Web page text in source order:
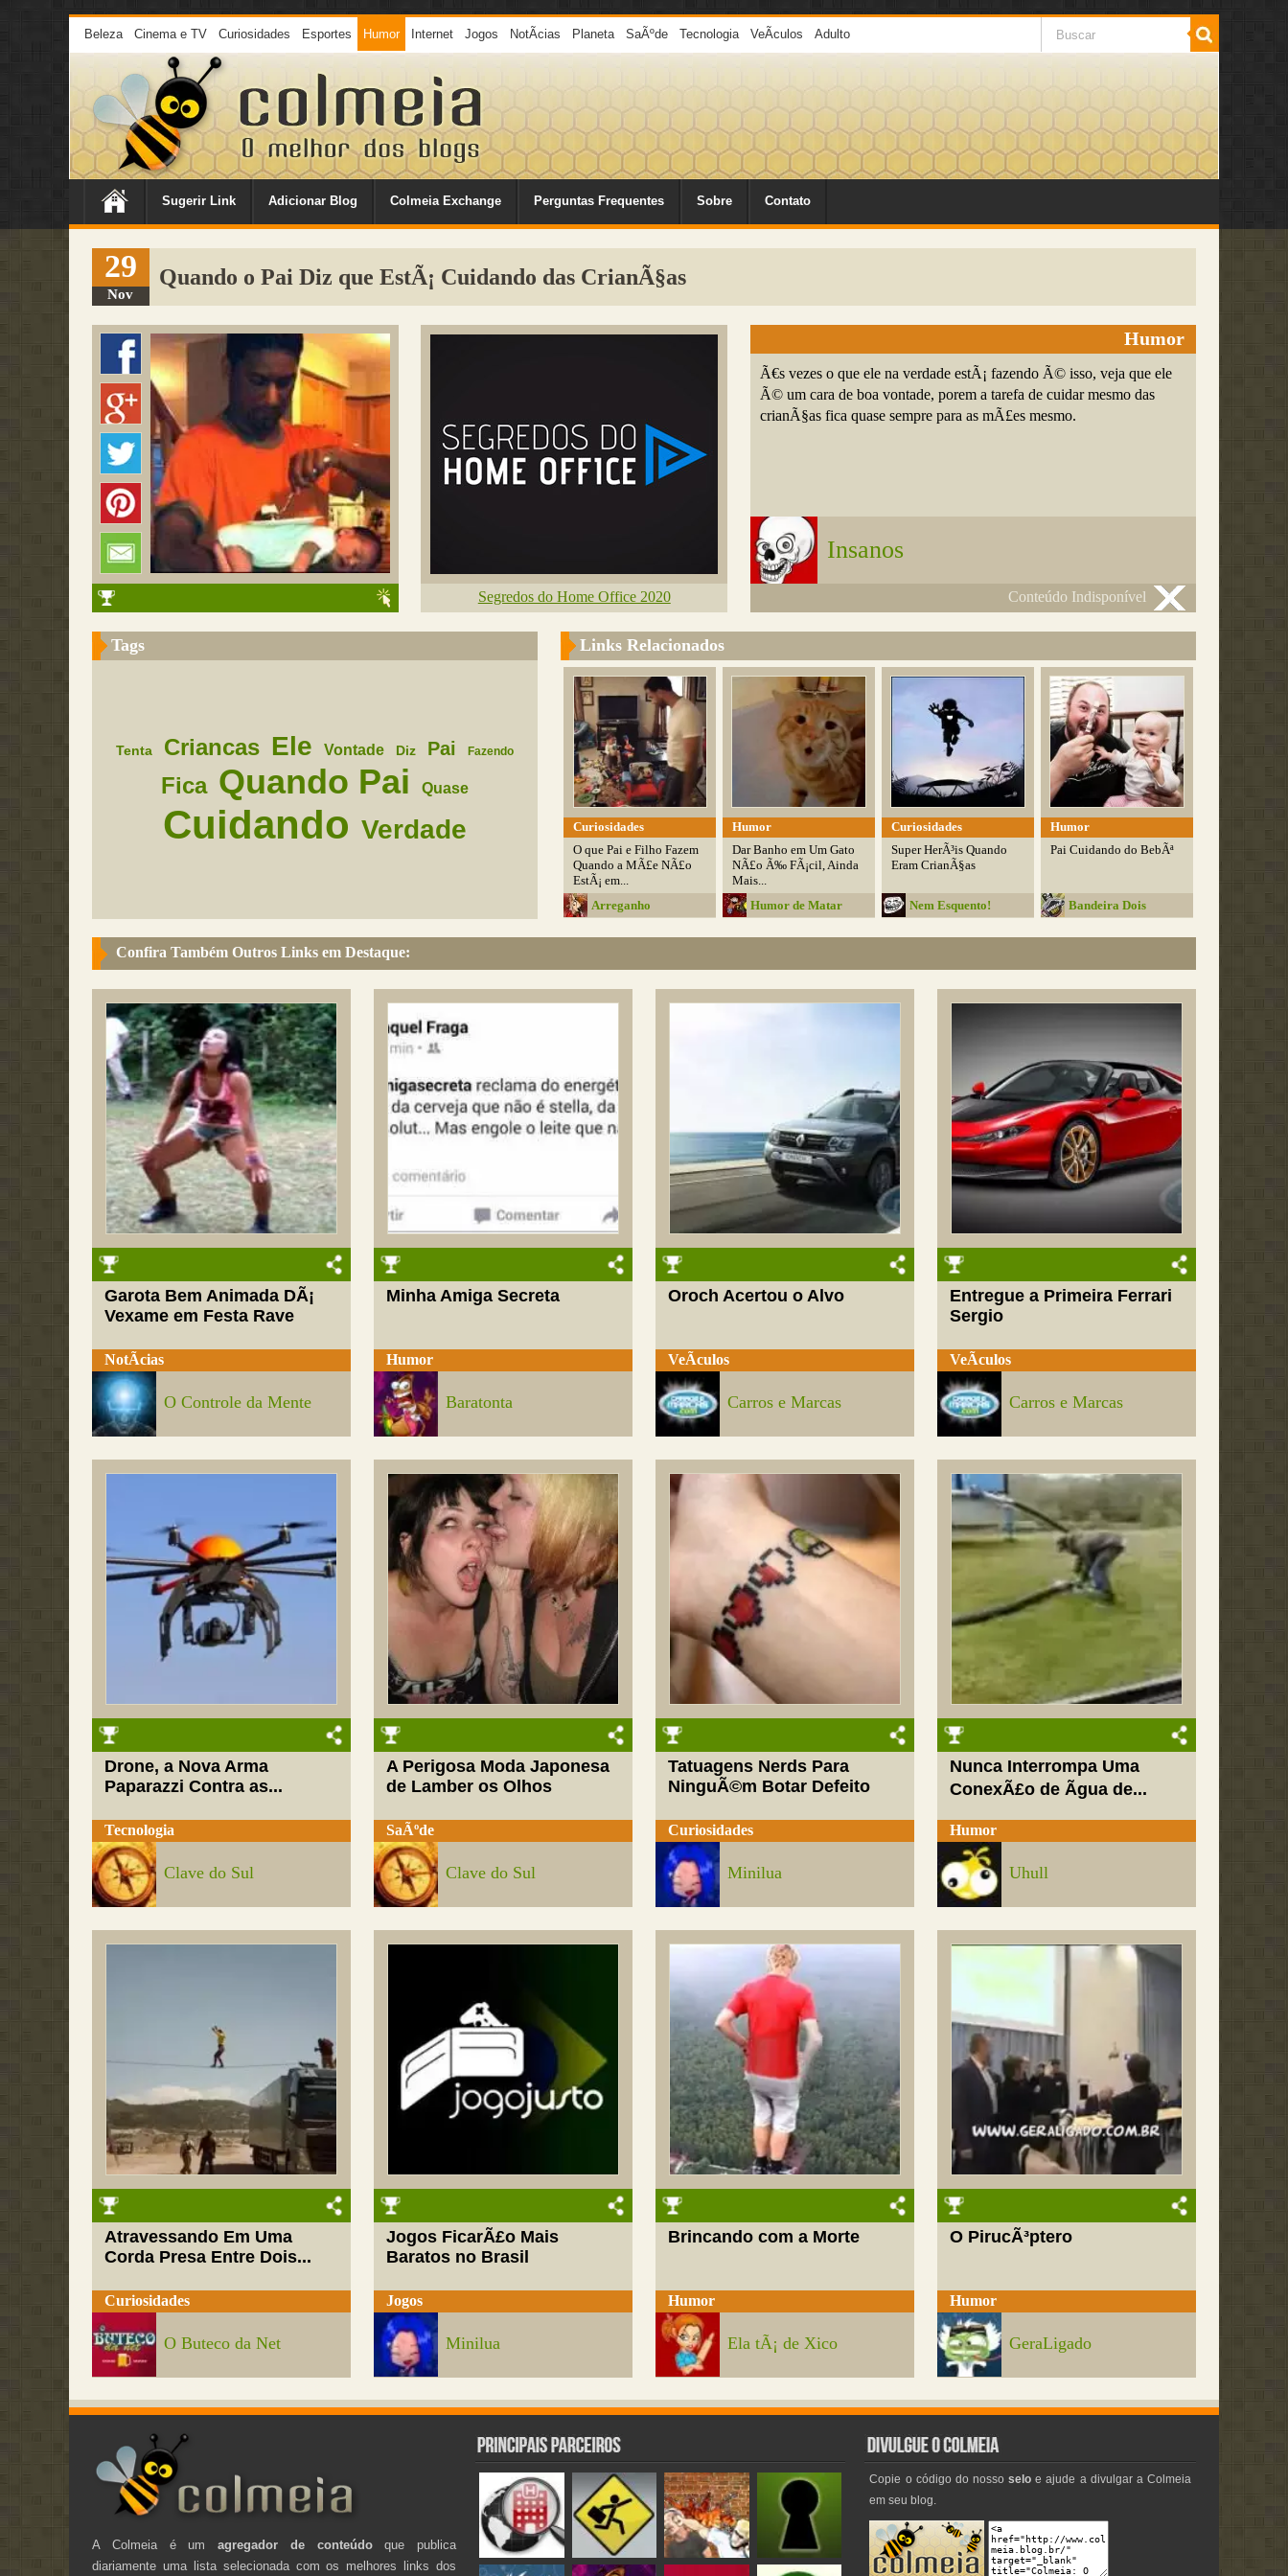
Beleza Cinema e TV Curiosidades Esportes Humor Internet Jogos NotÃ­cias Planeta SaÃºde Tecnologia VeÃ­culos Adulto
Sugerir Link Adicionar Blog Colmeia Exchange Perguntas Frequentes Sobre Contato
29
Nov
Quando o Pai Diz que EstÃ¡ Cuidando das CrianÃ§as
Segredos do Home Office 2020
Humor
Ã€s vezes o que ele na verdade estÃ¡ fazendo Ã© isso, veja que ele
Ã© um cara de boa vontade, porem a tarefa de cuidar mesmo das
crianÃ§as fica quase sempre para as mÃ£es mesmo.
Insanos
Conteúdo Indisponível
Tags
Tenta Criancas Ele Vontade Diz Pai Fazendo
Fica Quando Pai Quase
Cuidando Verdade
Links Relacionados
Curiosidades
O que Pai e Filho Fazem
Quando a MÃ£e NÃ£o
EstÃ¡ em...
Arreganho
Humor
Dar Banho em Um Gato
NÃ£o Ã‰ FÃ¡cil, Ainda
Mais...
Humor de Matar
Curiosidades
Super HerÃ³is Quando
Eram CrianÃ§as
Nem Esquento!
Humor
Pai Cuidando do BebÃª
Bandeira Dois
Confira Também Outros Links em Destaque:
Garota Bem Animada DÃ¡
Vexame em Festa Rave
NotÃ­cias
O Controle da Mente
Minha Amiga Secreta
Humor
Baratonta
Oroch Acertou o Alvo
VeÃ­culos
Carros e Marcas
Entregue a Primeira Ferrari
Sergio
VeÃ­culos
Carros e Marcas
Drone, a Nova Arma
Paparazzi Contra as...
Tecnologia
Clave do Sul
A Perigosa Moda Japonesa
de Lamber os Olhos
SaÃºde
Clave do Sul
Tatuagens Nerds Para
NinguÃ©m Botar Defeito
Curiosidades
Minilua
Nunca Interrompa Uma
ConexÃ£o de Ãgua de...
Humor
Uhull
Atravessando Em Uma
Corda Presa Entre Dois...
Curiosidades
O Buteco da Net
Jogos FicarÃ£o Mais
Baratos no Brasil
Jogos
Minilua
Brincando com a Morte
Humor
Ela tÃ¡ de Xico
O PirucÃ³ptero
Humor
GeraLigado
A Colmeia é umagregador de conteúdoque publica
diariamente uma lista selecionada com os melhores links dos
Copie o código do nossoselo e ajude a divulgar a Colmeia
em seu blog.